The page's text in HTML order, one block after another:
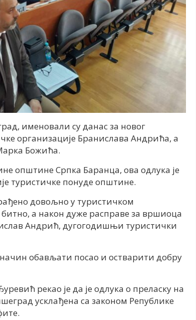
именовали су данас за новог
организације Бранислава Андрића, а
Божића.
општине Српка Баранца, ова одлука је
туристичке понуде општине.
довољно у туристичком
а након дуже расправе за вршиоца
Андрић, дугогодишњи туристички
обављати посао и остварити добру
рекао је да је одлука о преласку на
усклађена са законом Републике